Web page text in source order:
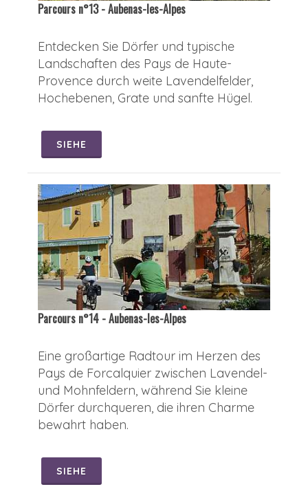
Parcours n°13 - Aubenas-les-Alpes
Entdecken Sie Dörfer und typische
Landschaften des Pays de Haute-
Provence durch weite Lavendelfelder,
Hochebenen, Grate und sanfte Hügel.
SIEHE
Parcours n°14 - Aubenas-les-Alpes
Eine großartige Radtour im Herzen des
Pays de Forcalquier zwischen Lavendel-
und Mohnfeldern, während Sie kleine
Dörfer durchqueren, die ihren Charme
bewahrt haben.
SIEHE